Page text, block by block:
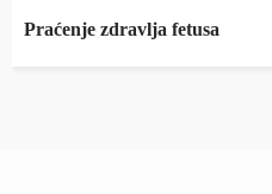
Praćenje zdravlja fetusa